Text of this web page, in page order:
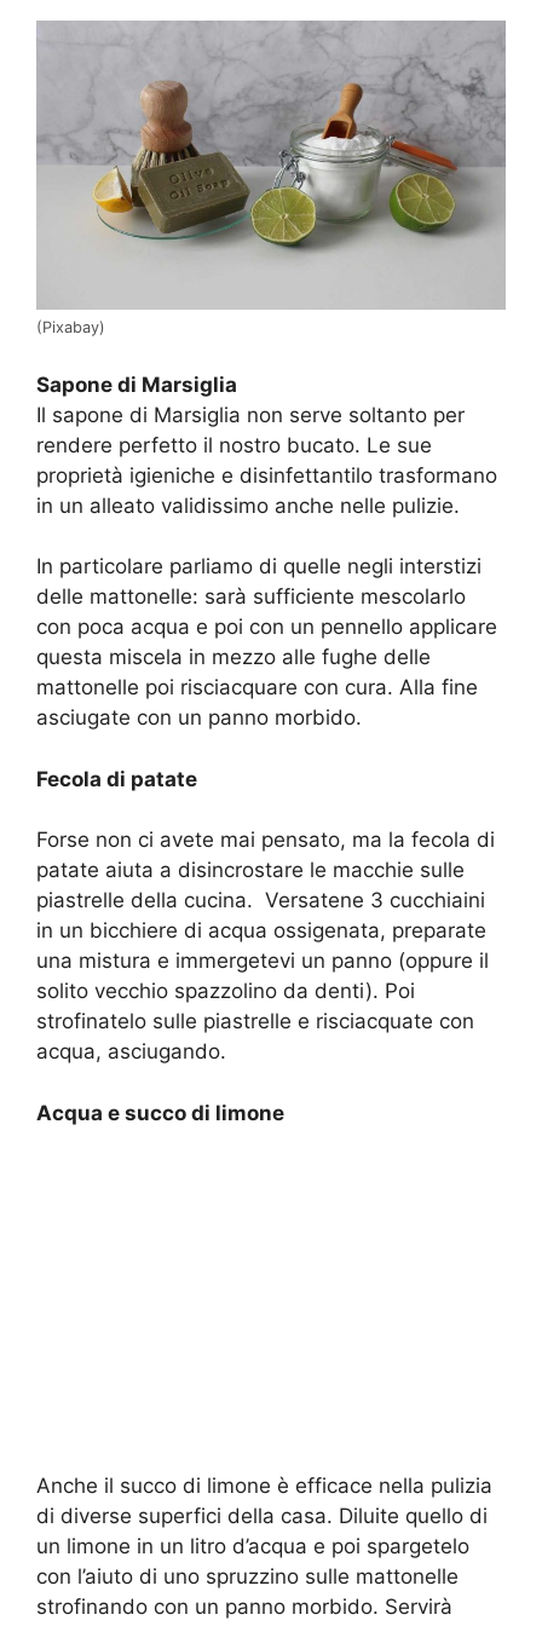
(Pixabay)
Sapone di Marsiglia
Il sapone di Marsiglia non serve soltanto per
rendere perfetto il nostro bucato. Le sue
proprietà igieniche e disinfettantilo trasformano
in un alleato validissimo anche nelle pulizie.
In particolare parliamo di quelle negli interstizi
delle mattonelle: sarà sufficiente mescolarlo
con poca acqua e poi con un pennello applicare
questa miscela in mezzo alle fughe delle
mattonelle poi risciacquare con cura. Alla fine
asciugate con un panno morbido.
Fecola di patate
Forse non ci avete mai pensato, ma la fecola di
patate aiuta a disincrostare le macchie sulle
piastrelle della cucina. Versatene 3 cucchiaini
in un bicchiere di acqua ossigenata, preparate
una mistura e immergetevi un panno (oppure il
solito vecchio spazzolino da denti). Poi
strofinatelo sulle piastrelle e risciacquate con
acqua, asciugando.
Acqua e succo di limone
Anche il succo di limone è efficace nella pulizia
di diverse superfici della casa. Diluite quello di
un limone in un litro d’acqua e poi spargetelo
con l’aiuto di uno spruzzino sulle mattonelle
strofinando con un panno morbido. Servirà